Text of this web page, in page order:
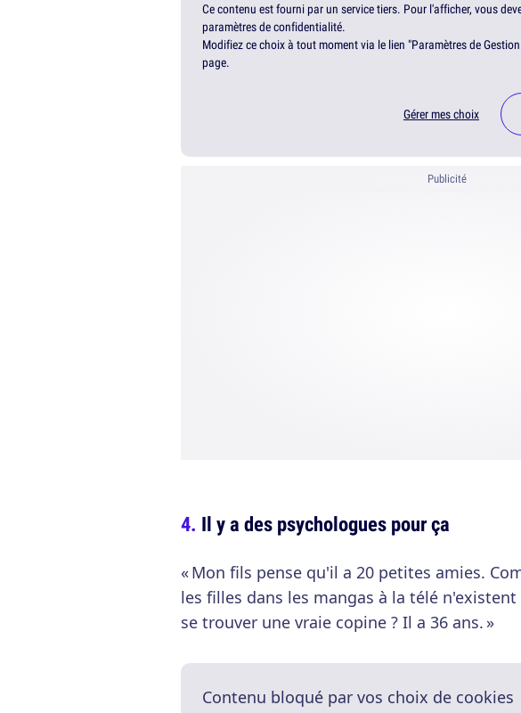
Ce contenu est fourni par un service tiers. Pour l'afficher, vous
paramètres de confidentialité.
Modifiez ce choix à tout moment via le lien "Paramètres de
page.
Gérer mes choix
Publicité
Il y a des psychologues pour ça
« Mon fils pense qu'il a 20 petites amies.
les filles dans les mangas à la télé
se trouver une vraie copine ? Il a 36 ans. »
Contenu bloqué par vos choix de cookies